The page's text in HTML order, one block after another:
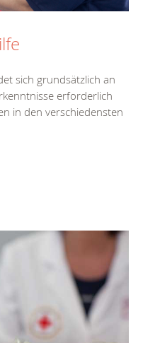
sich grundsätzlich an
erforderlich
in den verschiedensten